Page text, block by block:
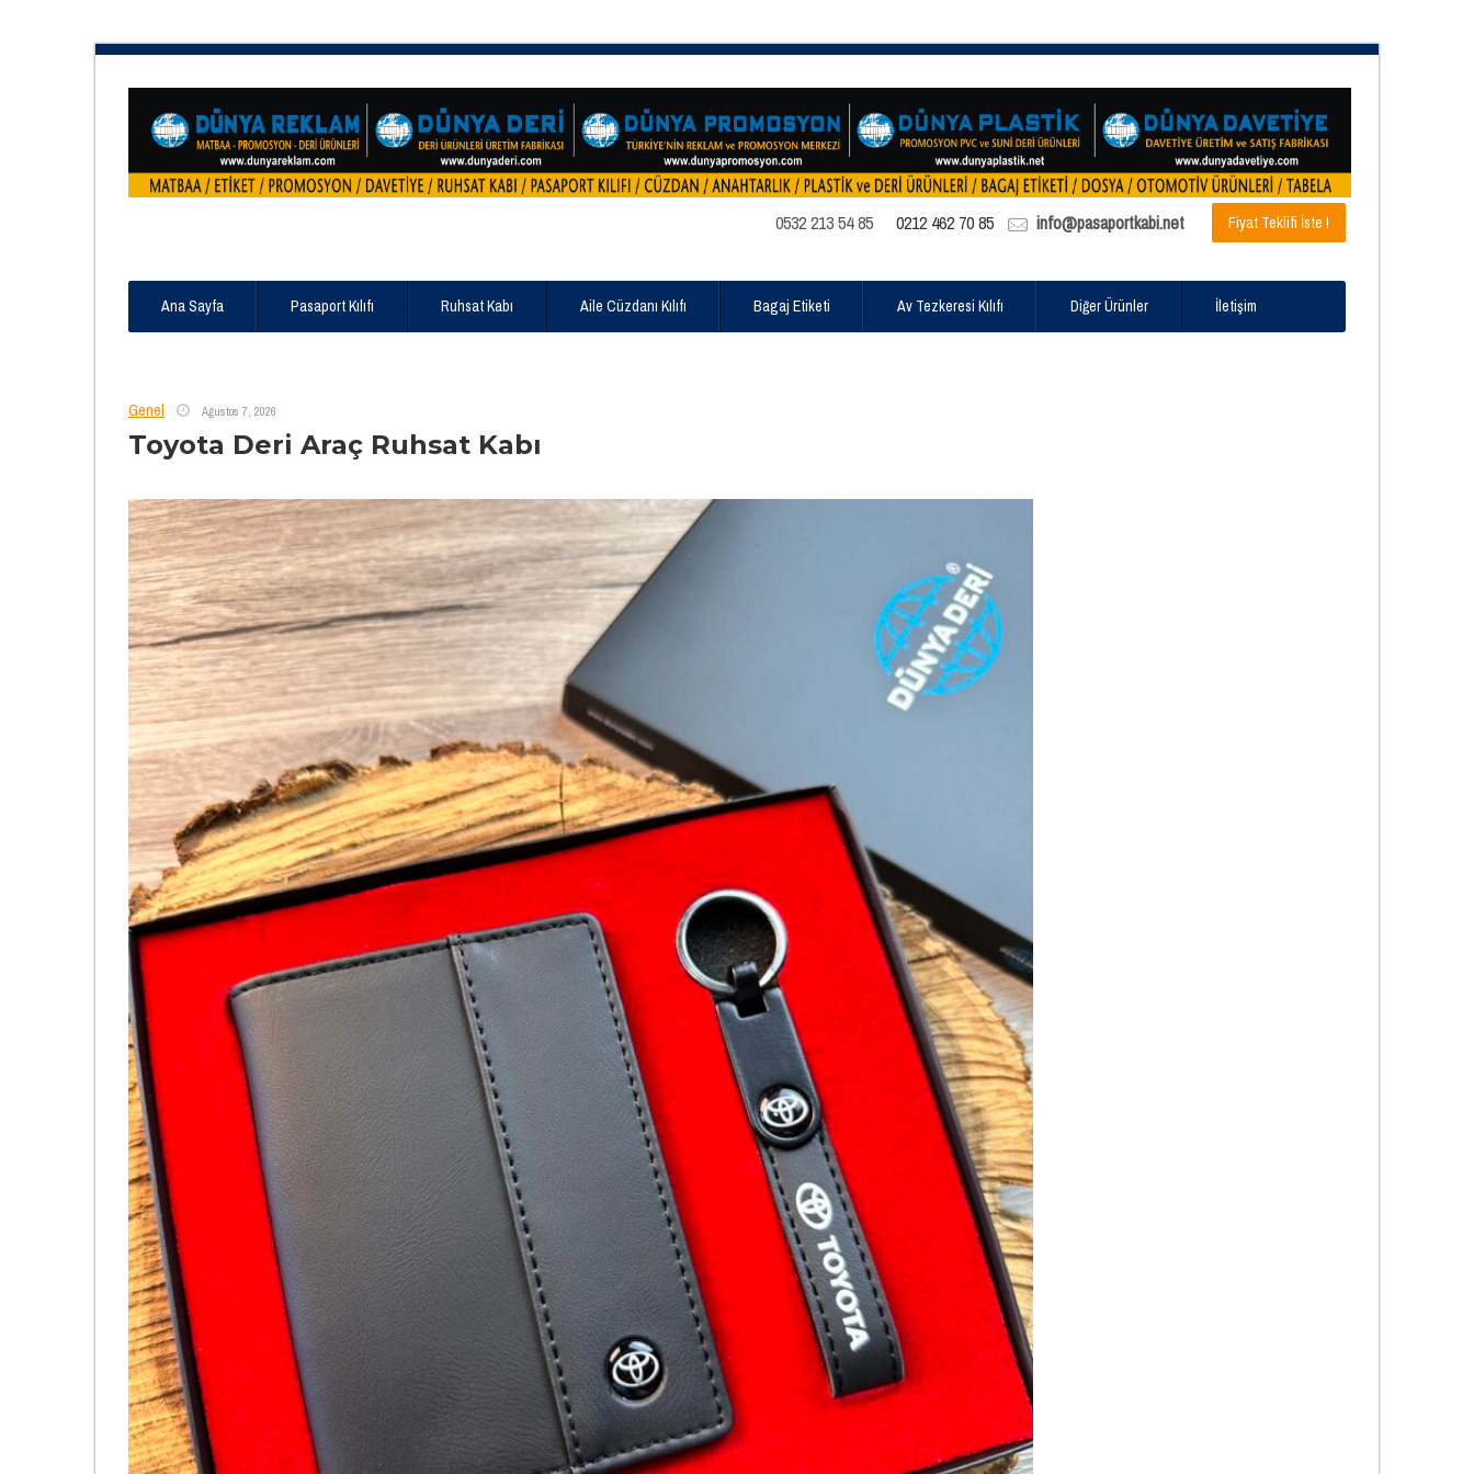
0532 213 54 85 0212 462 70 85 info@pasaportkabi.net Fiyat Teklifi İste !
Ana Sayfa Pasaport Kılıfı Ruhsat Kabı Aile Cüzdanı Kılıfı Bagaj Etiketi Av Tezkeresi Kılıfı Diğer Ürünler İletişim
Genel Ağustos 7, 2026
Toyota Deri Araç Ruhsat Kabı